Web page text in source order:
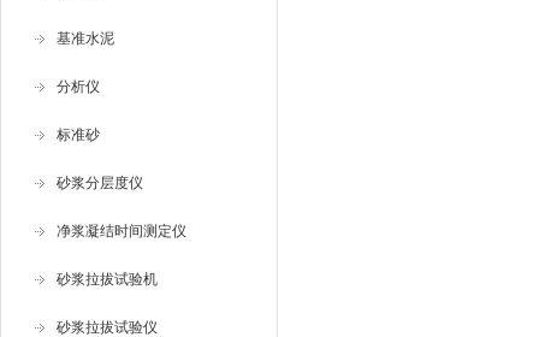
基准水泥
分析仪
标准砂
砂浆分层度仪
净浆凝结时间测定仪
砂浆拉拔试验机
砂浆拉拔试验仪